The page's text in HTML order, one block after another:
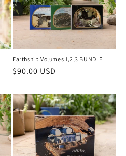
Earthship Volumes 1,2,3 BUNDLE
Prezzo
listino
$90.00 USD